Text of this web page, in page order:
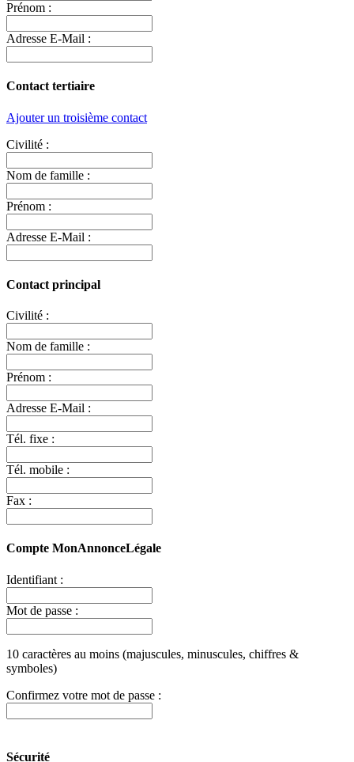
Prénom :
Adresse E-Mail :
Contact tertiaire
Ajouter un troisième contact
Civilité :
Nom de famille :
Prénom :
Adresse E-Mail :
Contact principal
Civilité :
Nom de famille :
Prénom :
Adresse E-Mail :
Tél. fixe :
Tél. mobile :
Fax :
Compte MonAnnonceLégale
Identifiant :
Mot de passe :
10 caractères au moins (majuscules, minuscules, chiffres &
symboles)
Confirmez votre mot de passe :
Sécurité